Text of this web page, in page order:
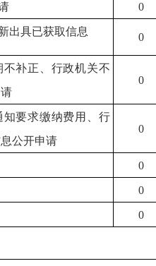
0
出具已获取信息 0
补正、行政机关不
0
要求缴纳费用、行
公开申请
0
0
0
0